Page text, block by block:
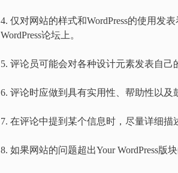
4. 仅对网站的样式和WordPress的使用发
WordPress论坛上。
5. 评论员可能会对各种设计元素发表自己
6. 评论时应做到具有实用性、帮助性以及
7. 在评论中提到某个信息时，尽量详细描
8. 如果网站的问题超出Your WordPress版